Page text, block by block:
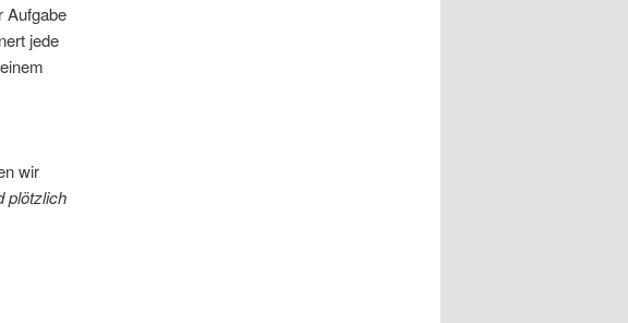
Aufgabe
jede
wir
plötzlich